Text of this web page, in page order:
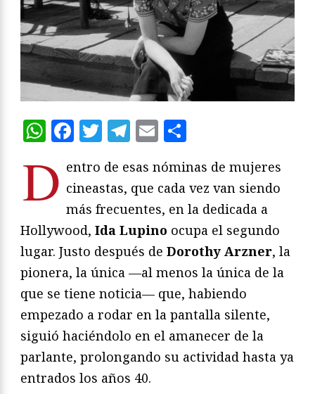
WhatsApp
Facebook
Twitter
Telegram
Email
D entro de esas nóminas de mujeres
cineastas, que cada vez van siendo
más frecuentes, en la dedicada a
Hollywood, Ida Lupino ocupa el segundo
lugar. Justo después de Dorothy Arzner, la
pionera, la única —al menos la única de la
que se tiene noticia— que, habiendo
empezado a rodar en la pantalla silente,
siguió haciéndolo en el amanecer de la
parlante, prolongando su actividad hasta ya
entrados los años 40.